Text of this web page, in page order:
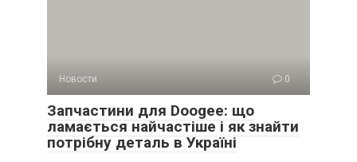
Новости 0
Запчастини для Doogee: що
ламається найчастіше і як знайти
потрібну деталь в Україні